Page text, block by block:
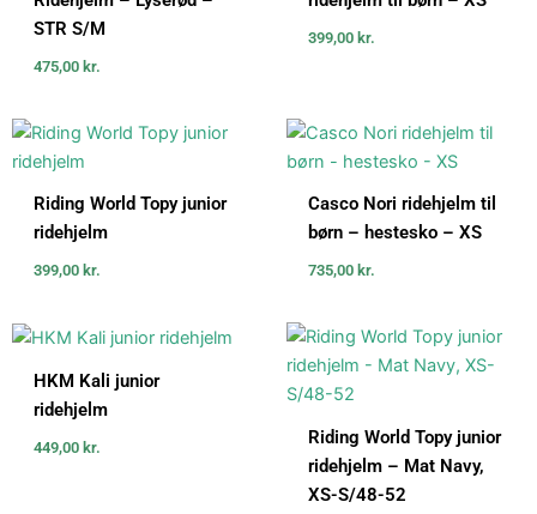
STR S/M
475,00 kr.
399,00 kr.
Riding World Topy junior
ridehjelm
399,00 kr.
Casco Nori ridehjelm til
børn – hestesko – XS
735,00 kr.
HKM Kali junior
ridehjelm
449,00 kr.
Riding World Topy junior
ridehjelm – Mat Navy,
XS-S/48-52